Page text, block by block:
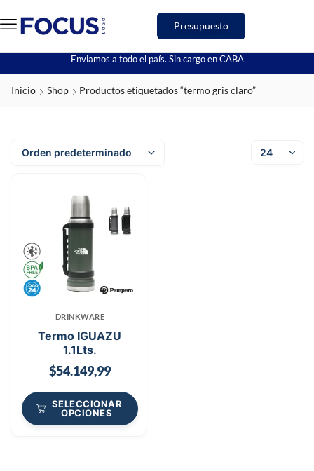
Presupuesto
Enviamos a todo el país. Sin cargo en CABA
Inicio Shop Productos etiquetados “termo gris claro”
DRINKWARE
Termo IGUAZU
1.1Lts.
$54.149,99
SELECCIONAR
OPCIONES